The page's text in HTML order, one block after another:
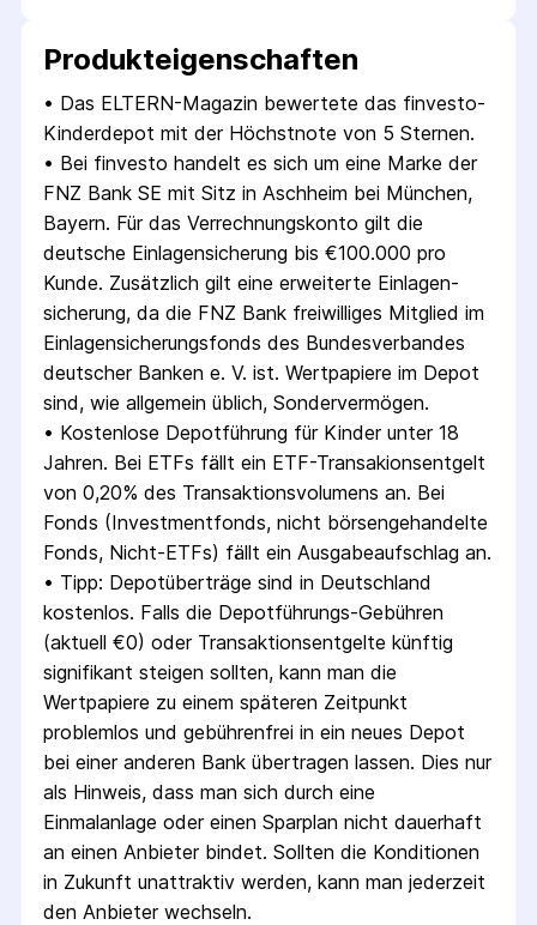
Produkt­eigenschaften
• Das ELTERN-Magazin bewertete das finvesto-
Kinderdepot mit der Höchstnote von 5 Sternen.
• Bei finvesto handelt es sich um eine Marke der
FNZ Bank SE mit Sitz in Aschheim bei München,
Bayern. Für das Verrechnungs­konto gilt die
deutsche Einlagen­sicherung bis €100.000 pro
Kunde. Zusätzlich gilt eine erweiterte Einlagen­
sicherung, da die FNZ Bank freiwilliges Mitglied im
Einlagensicherungs­fonds des Bundesverbandes
deutscher Banken e. V. ist. Wertpapiere im Depot
sind, wie allgemein üblich, Sondervermögen.
• Kostenlose Depotführung für Kinder unter 18
Jahren. Bei ETFs fällt ein ETF-Transakionsentgelt
von 0,20% des Transaktionsvolumens an. Bei
Fonds (Investmentfonds, nicht börsengehandelte
Fonds, Nicht-ETFs) fällt ein Ausgabeaufschlag an.
• Tipp: Depotüberträge sind in Deutschland
kostenlos. Falls die Depotführungs-Gebühren
(aktuell €0) oder Transaktionsentgelte künftig
signifikant steigen sollten, kann man die
Wertpapiere zu einem späteren Zeitpunkt
problemlos und gebührenfrei in ein neues Depot
bei einer anderen Bank übertragen lassen. Dies nur
als Hinweis, dass man sich durch eine
Einmalanlage oder einen Sparplan nicht dauerhaft
an einen Anbieter bindet. Sollten die Konditionen
in Zukunft unattraktiv werden, kann man jederzeit
den Anbieter wechseln.